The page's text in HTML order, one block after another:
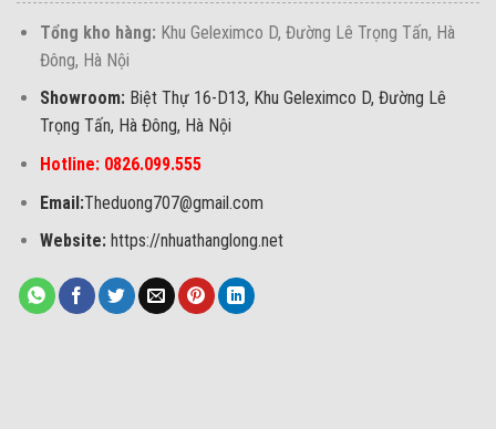
Tổng kho hàng: Khu Geleximco D, Đường Lê Trọng Tấn, Hà
Đông, Hà Nội
Showroom: Biệt Thự 16-D13, Khu Geleximco D, Đường Lê
Trọng Tấn, Hà Đông, Hà Nội
Hotline: 0826.099.555
Email:Theduong707@gmail.com
Website:https://nhuathanglong.net